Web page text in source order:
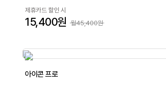
제휴카드 할인 시
15,400원 월45,400원
아이콘 프로